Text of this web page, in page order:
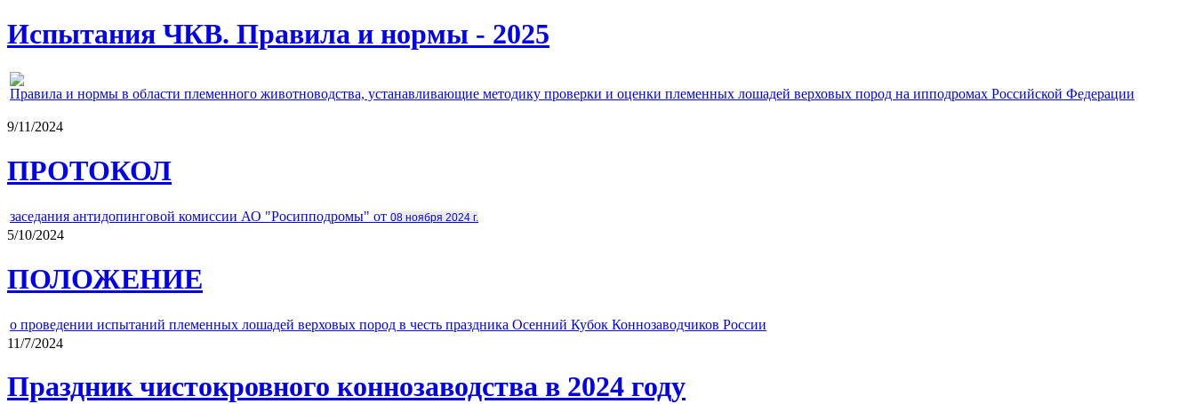
Испытания ЧКВ. Правила и нормы - 2025
Правила и нормы в области племенного животноводства, устанавливающие методику проверки и оценки племенных лошадей верховых пород на ипподромах Российской Федерации
9/11/2024
ПРОТОКОЛ
заседания антидопинговой комиссии АО "Росипподромы" от 08 ноября 2024 г.
5/10/2024
ПОЛОЖЕНИЕ
о проведении испытаний племенных лошадей верховых пород в честь праздника Осенний Кубок Коннозаводчиков России
11/7/2024
Праздник чистокровного коннозаводства в 2024 году